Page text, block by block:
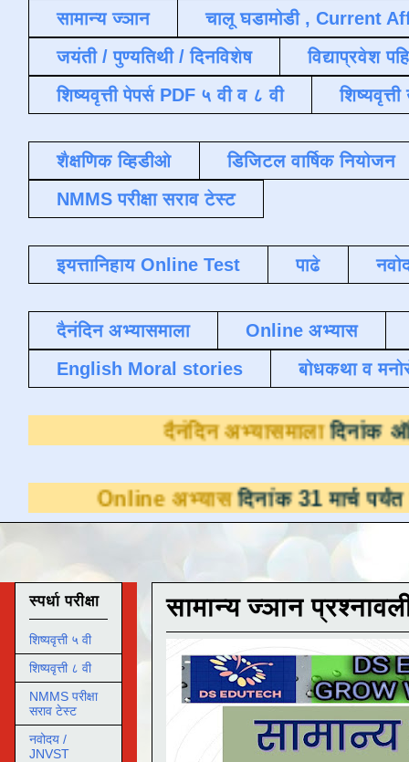
सामान्य ज्ञान
चालू घडामोडी , Current
जयंती / पुण्यतिथी / दिनविशेष
विद्याप्रवेश
शिष्यवृत्ती पेपर्स PDF ५ वी व ८ वी
शैक्षणिक व्हिडीओ
डिजिटल वार्षिक नियोजन
NMMS परीक्षा सराव टेस्ट
इयत्तानिहाय Online Test पाढे
दैनंदिन अभ्यासमाला
Online अभ्यास
English Moral stories
बोधकथा व
दैनंदिन
अभ्यासदिनांक 31 मार्च पर्यंत
सामान्य ज्ञान
स्पर्धा परीक्षा
शिष्यवृत्ती ५ वी
शिष्यवृत्ती ८ वी
NMMS परीक्षा
सराव टेस्ट
नवोदय /
JNVST